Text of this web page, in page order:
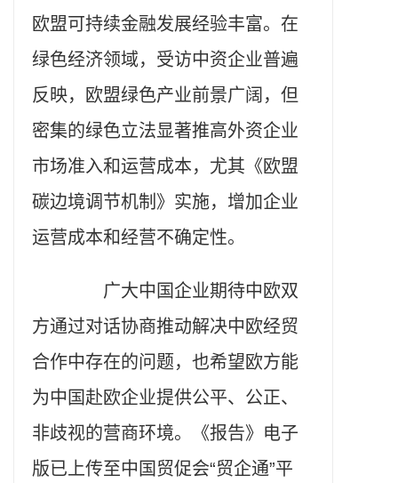
欧盟可持续金融发展经验丰富。在
绿色经济领域，受访中资企业普遍
反映，欧盟绿色产业前景广阔，但
密集的绿色立法显著推高外资企业
市场准入和运营成本，尤其《欧盟
碳边境调节机制》实施，增加企业
运营成本和经营不确定性。
广大中国企业期待中欧双
方通过对话协商推动解决中欧经贸
合作中存在的问题，也希望欧方能
为中国赴欧企业提供公平、公正、
非歧视的营商环境。《报告》电子
版已上传至中国贸促会“贸企通”平